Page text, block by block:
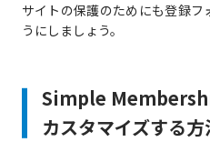
サイトの保護のためにも登録
うにしましょう。
Simple
カスタマイズする方